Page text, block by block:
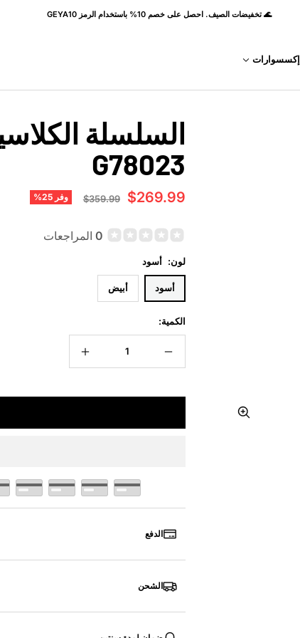
🌊 تخفيضات الصيف. احصل على خصم 10% باستخدام الرمز GEYA10
إكسسوارات
تكبير
السلسلة
G78023
السعر
$269.99
السعر
$359.99 وفر 25%
0 المراجعات
لون: أسود
أسود أبيض
الكمية:
زيادة
الدفع
الشحن